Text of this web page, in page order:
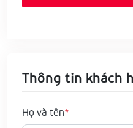
Thông tin khách
Họ và tên